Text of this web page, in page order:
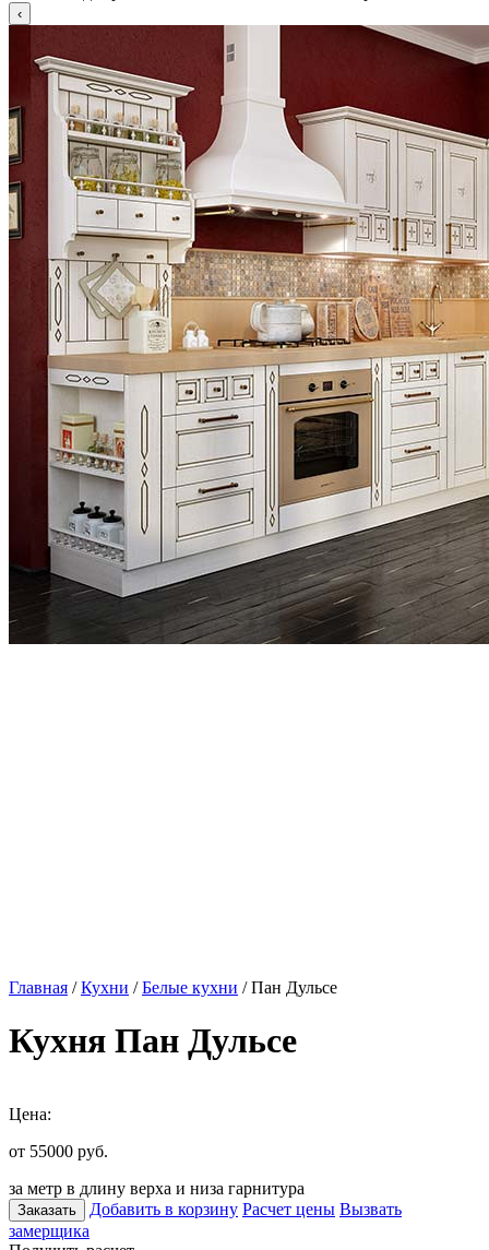
Главная /Кухни /Белые кухни / Пан Дульсе
Кухня Пан Дульсе
Цена:
от 55000 руб.
за метр в длину верха и низа гарнитура
Заказать Добавить в корзину Расчет цены Вызвать
замерщика